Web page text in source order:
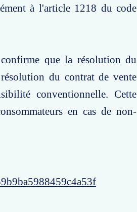
à l'article 1218 du code
que la résolution du
du contrat de vente
conventionnelle. Cette
en cas de non-